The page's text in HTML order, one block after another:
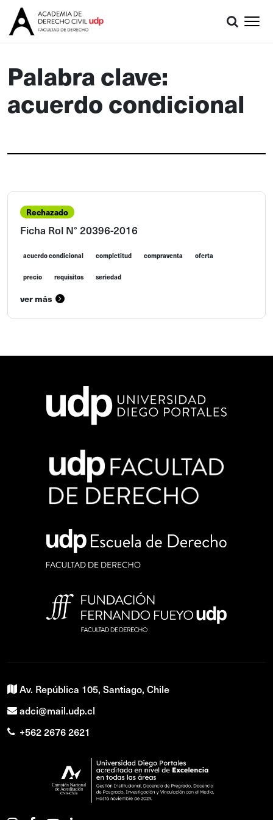
Palabra clave:
acuerdo condicional
Rechazado
Ficha Rol N° 20396-2016
acuerdo condicional completitud compraventa oferta
precio requisitos seriedad
ver más
Av. República 105, Santiago, Chile
adci@mail.udp.cl
+562 2676 2621